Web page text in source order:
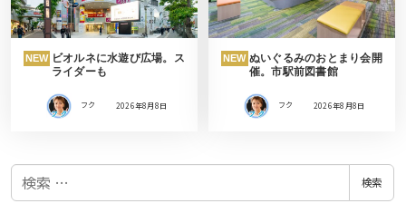
NEW ビオルネに水遊び広場。ス
ライダーも
フク 2026年8月8日
NEW ぬいぐるみのおとまり会開
催。市駅前図書館
フク 2026年8月8日
検
検索